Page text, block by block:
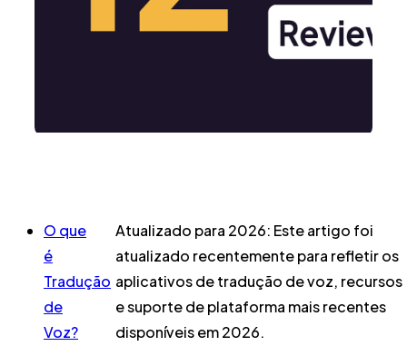
O que
é
Tradução
de
Voz?
Atualizado para 2026: Este artigo foi
atualizado recentemente para refletir os
aplicativos de tradução de voz, recursos
e suporte de plataforma mais recentes
disponíveis em 2026.